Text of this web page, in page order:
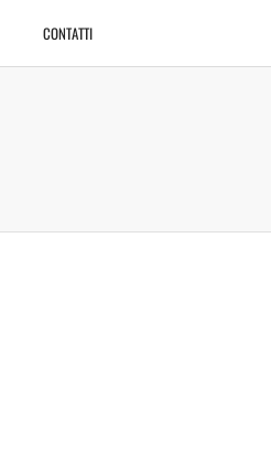
CONTATTI